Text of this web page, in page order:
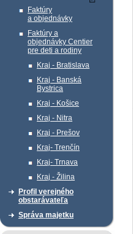
Faktúry
a objednávky
Faktúry a
objednávky Centier
pre deti a rodiny
Kraj - Bratislava
Kraj - Banská
Bystrica
Kraj - Košice
Kraj - Nitra
Kraj - Prešov
Kraj- Trenčín
Kraj- Trnava
Kraj - Žilina
Profil verejného
obstarávateľa
Správa majetku